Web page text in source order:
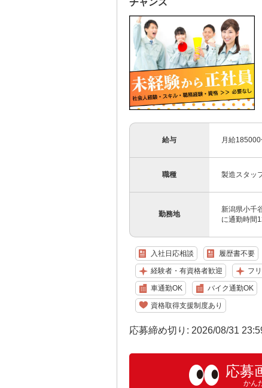
チャンス
給与 月給
職種 製造スタッ
勤務地
新潟県小千
に通勤時間
入社日応相談 履歴書不要
経験者・有資格者歓迎 フ
車通勤OK バイク通勤OK
資格取得支援制度あり
応募締め切り: 2026/08/31
応募
かん